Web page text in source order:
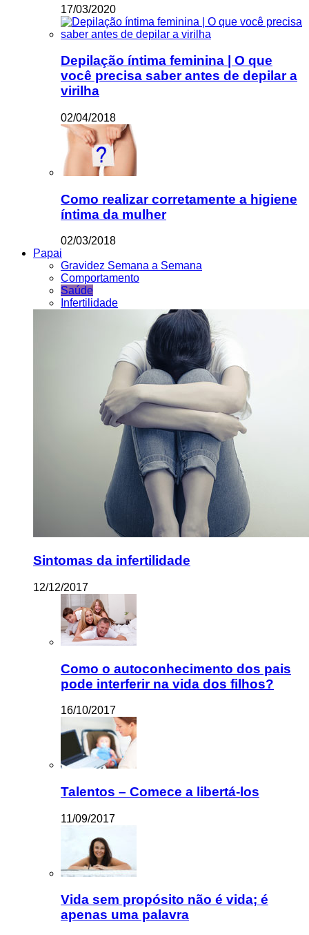
17/03/2020
Depilação íntima feminina | O que
você precisa saber antes de depilar a
virilha
02/04/2018
Como realizar corretamente a higiene
íntima da mulher
02/03/2018
Papai
Gravidez Semana a Semana
Comportamento
Saúde
Infertilidade
Sintomas da infertilidade
12/12/2017
Como o autoconhecimento dos pais
pode interferir na vida dos filhos?
16/10/2017
Talentos – Comece a libertá-los
11/09/2017
Vida sem propósito não é vida; é
apenas uma palavra